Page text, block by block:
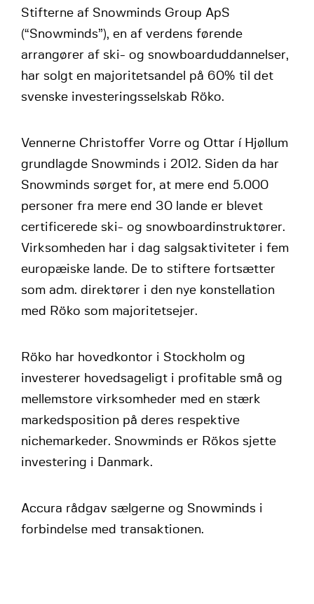
Stifterne af Snowminds Group ApS
(“Snowminds”), en af verdens førende
arrangører af ski- og snowboarduddannelser,
har solgt en majoritetsandel på 60% til det
svenske investeringsselskab Röko.
Vennerne Christoffer Vorre og Ottar í Hjøllum
grundlagde Snowminds i 2012. Siden da har
Snowminds sørget for, at mere end 5.000
personer fra mere end 30 lande er blevet
certificerede ski- og snowboardinstruktører.
Virksomheden har i dag salgsaktiviteter i fem
europæiske lande. De to stiftere fortsætter
som adm. direktører i den nye konstellation
med Röko som majoritetsejer.
Röko har hovedkontor i Stockholm og
investerer hovedsageligt i profitable små og
mellemstore virksomheder med en stærk
markedsposition på deres respektive
nichemarkeder. Snowminds er Rökos sjette
investering i Danmark.
Accura rådgav sælgerne og Snowminds i
forbindelse med transaktionen.